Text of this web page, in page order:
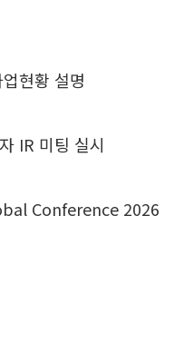
현황 설명
IR 미팅 실시
Conference 2026